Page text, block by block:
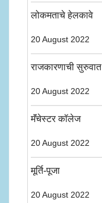
लोकमताचे हेलकावे
20 August 2022
राजकारणाची सुरुवात
20 August 2022
मॅंचेस्टर कॉलेज
20 August 2022
मूर्ति-पूजा
20 August 2022